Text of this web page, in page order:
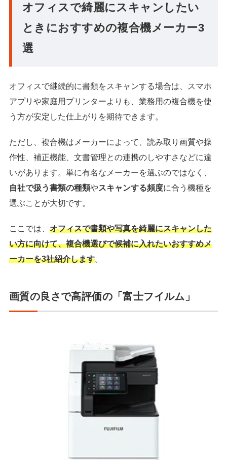
オフィスで綺麗にスキャンしたい
ときにおすすめの複合機メーカー3
選
オフィスで継続的に書類をスキャンする場合は、スマホ
アプリや家庭用プリンターよりも、業務用の複合機を使
う方が安定した仕上がりを期待できます。
ただし、複合機はメーカーによって、読み取り画質や操
作性、補正機能、文書管理との連携のしやすさなどに違
いがあります。単に有名なメーカーを選ぶのではなく、
自社で扱う書類の種類やスキャンする頻度に合う機種を
選ぶことが大切です。
ここでは、 オフィスで書類や写真を綺麗にスキャンした
い方に向けて、複合機選びで候補に入れたいおすすめメ
ーカーを3社紹介します。
画質の良さで高評価の「富士フイルム」